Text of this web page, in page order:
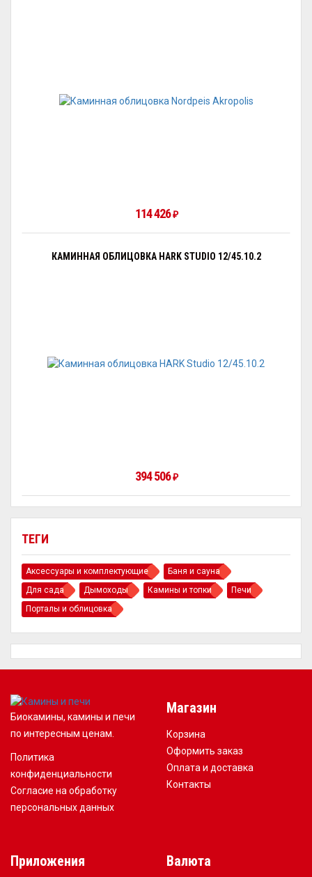
ТЕГИ
Аксессуары и комплектующие
Баня и сауна
Для сада
Дымоходы Камины и топки
Печи
Порталы и облицовка
114 426₽
КАМИННАЯ ОБЛИЦОВКА HARK STUDIO 12/45.10.2
394 506₽
Биокамины, камины и печи
по интересным ценам.
Политика
конфиденциальности
Согласие на обработку
персональных данных
Магазин
Корзина
Оформить заказ
Оплата и доставка
Контакты
Приложения Валюта